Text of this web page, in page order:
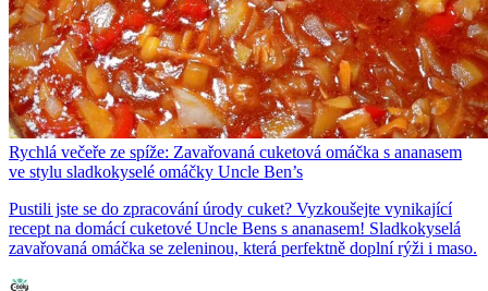
Rychlá večeře ze spíže: Zavařovaná cuketová omáčka s ananasem
ve stylu sladkokyselé omáčky Uncle Ben’s
Pustili jste se do zpracování úrody cuket? Vyzkoušejte vynikající
recept na domácí cuketové Uncle Bens s ananasem! Sladkokyselá
zavařovaná omáčka se zeleninou, která perfektně doplní rýži i maso.